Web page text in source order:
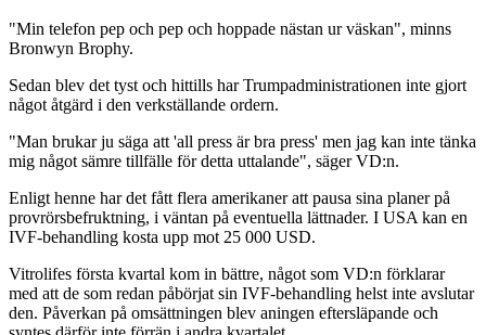
"Min telefon pep och pep och hoppade nästan ur väskan", minns
Bronwyn Brophy.
Sedan blev det tyst och hittills har Trumpadministrationen inte gjort
något åtgärd i den verkställande ordern.
"Man brukar ju säga att 'all press är bra press' men jag kan inte tänka
mig något sämre tillfälle för detta uttalande", säger VD:n.
Enligt henne har det fått flera amerikaner att pausa sina planer på
provrörsbefruktning, i väntan på eventuella lättnader. I USA kan en
IVF-behandling kosta upp mot 25 000 USD.
Vitrolifes första kvartal kom in bättre, något som VD:n förklarar
med att de som redan påbörjat sin IVF-behandling helst inte avslutar
den. Påverkan på omsättningen blev aningen eftersläpande och